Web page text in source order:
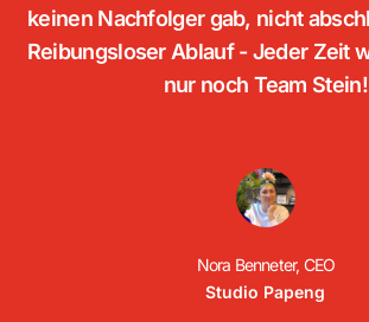
keinen Nachfolger gab, nicht
Reibungsloser Ablauf - Jeder Zeit
nur noch Team Stein!
Nora Benneter, CEO
Studio Papeng